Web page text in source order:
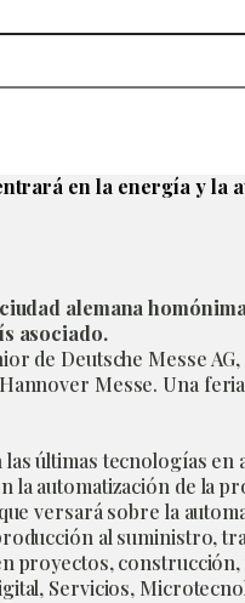
en la energía y la
alemana
asociado.
de Deutsche Messe
Messe. Una
últimas tecnologías en
la automatización de la
versará sobre la
al suministro,
proyectos,
Servicios,